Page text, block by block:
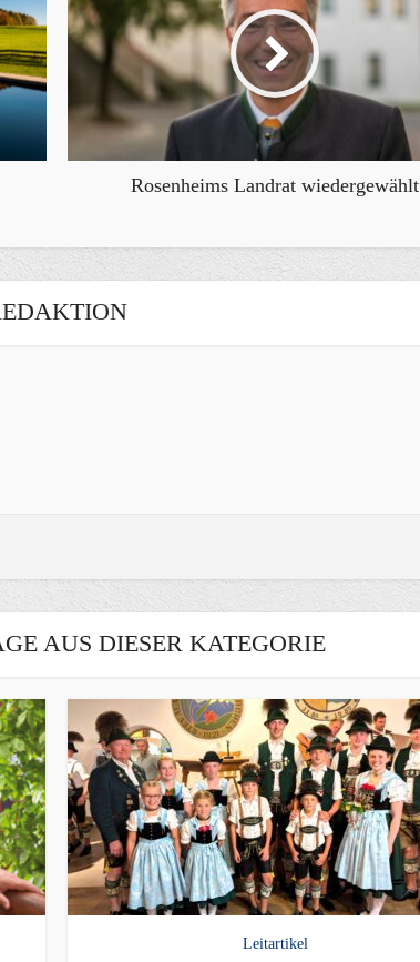
Rosenheims Landrat wiedergewählt
AUS DIESER KATEGORIE
Leitartikel